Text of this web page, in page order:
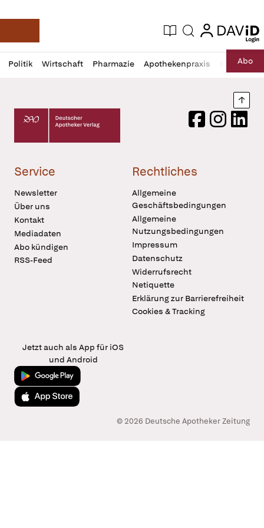
Deutsche Apotheker Zeitung
Aktuelle Ausgabe
Suche login
login
Politik Wirtschaft Pharmazie Apothekenpraxis RechtAbo
Profil
öffnen
Daz
Pur
Deutscher Apotheker Verlag Logo
FacebookInstagram
Service
Newsletter
Über uns
Kontakt
Mediadaten
Abo kündigen
RSS-Feed
Rechtliches
Allgemeine
Geschäftsbedingungen
Allgemeine
Nutzungsbedingungen
Impressum
Datenschutz
Widerrufsrecht
Netiquette
Erklärung zur Barrierefreiheit
Cookies & Tracking
Jetzt auch als App für iOS
und Android
Jetzt bei Google Play
Laden im App Store
© 2026 Deutsche Apotheker Zeitung